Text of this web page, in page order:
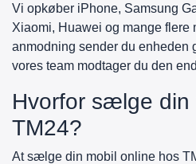
Vi opkøber iPhone, Samsung
Xiaomi, Huawei og mange flere
anmodning sender du enheden
vores team modtager du den
Hvorfor sælge din
TM24?
At sælge din mobil online hos